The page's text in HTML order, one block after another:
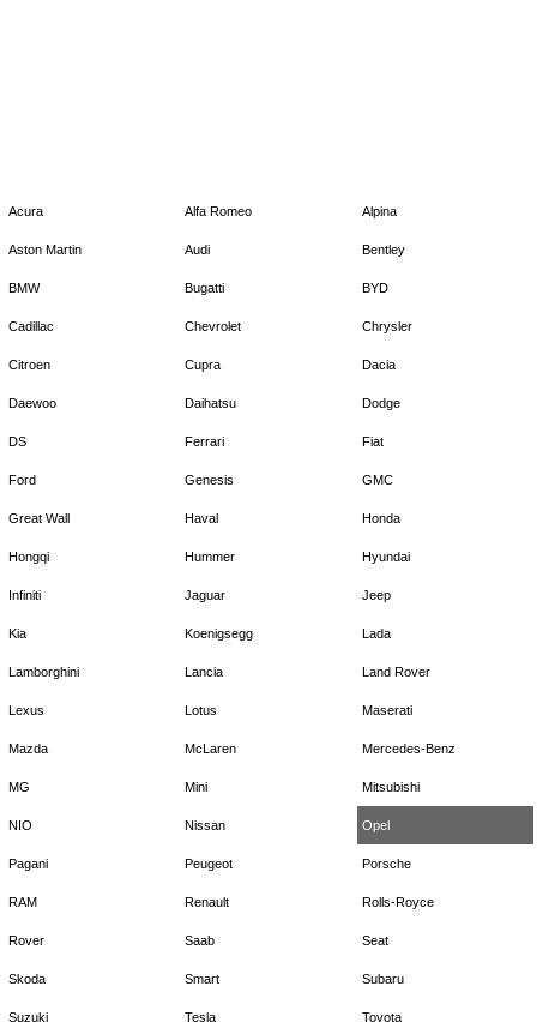
Acura Alfa Romeo Alpina
Aston Martin Audi Bentley
BMW Bugatti BYD
Cadillac Chevrolet Chrysler
Citroen Cupra Dacia
Daewoo Daihatsu Dodge
DS Ferrari Fiat
Ford Genesis GMC
Great Wall Haval Honda
Hongqi Hummer Hyundai
Infiniti Jaguar Jeep
Kia Koenigsegg Lada
Lamborghini Lancia Land Rover
Lexus Lotus Maserati
Mazda McLaren Mercedes-Benz
MG Mini Mitsubishi
NIO Nissan Opel
Pagani Peugeot Porsche
RAM Renault Rolls-Royce
Rover Saab Seat
Skoda Smart Subaru
Suzuki Tesla Toyota